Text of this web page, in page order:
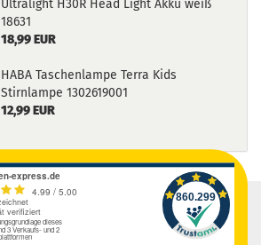
Ultralight H30R Head Light Akku weiß
18631
18,99 EUR
HABA Taschenlampe Terra Kids
Stirnlampe 1302619001
12,99 EUR